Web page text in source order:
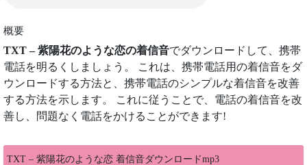
概要
TXT – 紫陽花のような恋の着信音でダウンロードして、携帯
電話を明るくしましょう。 これは、携帯電話用の着信音をダ
ウンロードする方法と、携帯電話のシンプルな着信音を改善
する方法を示します。 これに従うことで、電話の着信音を改
善し、問題なく電話をかけることができます!
TXT – 紫陽花のような恋 着信音ダウンロードmp3